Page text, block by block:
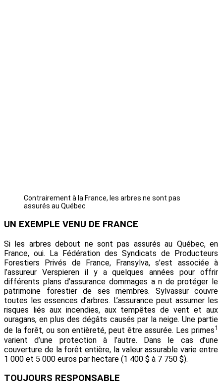
Contrairement à la France, les arbres ne sont pas
assurés au Québec
UN EXEMPLE VENU DE FRANCE
Si les arbres debout ne sont pas assurés au Québec, en
France, oui. La Fédération des Syndicats de Producteurs
Forestiers Privés de France, Fransylva, s’est associée à
l’assureur Verspieren il y a quelques années pour offrir
différents plans d’assurance dommages a n de protéger le
patrimoine forestier de ses membres. Sylvassur couvre
toutes les essences d’arbres. L’assurance peut assumer les
risques liés aux incendies, aux tempêtes de vent et aux
ouragans, en plus des dégâts causés par la neige. Une partie
de la forêt, ou son entièreté, peut être assurée. Les primes1
varient d’une protection à l’autre. Dans le cas d’une
couverture de la forêt entière, la valeur assurable varie entre
1 000 et 5 000 euros par hectare (1 400 $ à 7 750 $).
TOUJOURS RESPONSABLE